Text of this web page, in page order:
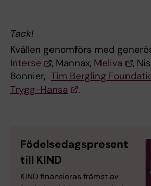
Tack!
Kvällen genomförs med
Interse
, Mannax, Meliva
,
Bonnier, Tim Bergling
Trygg-Hansa
.
Födelsedagspresent
till KIND
KIND finansieras främst av